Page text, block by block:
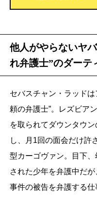
他人がやらないヤ
れ弁護士”のダーテ
セバスチャン・ラッド
頼の弁護士”。レズビア
を取られてダウンタウ
し、月1回の面会だけ許
型カーゴヴァン。目下
された少年を弁護中だ
事件の被告を弁護する